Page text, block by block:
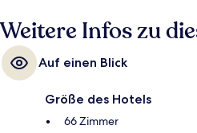
Weitere Infos zu
Auf einen Blick
Größe des Hotels
66 Zimmer